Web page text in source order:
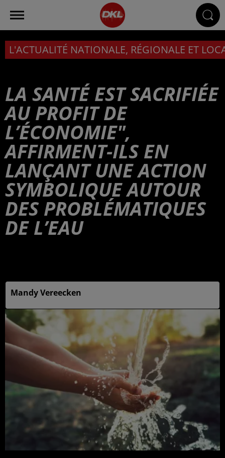
L'ACTUALITÉ NATIONALE, RÉGIONALE ET
LA SANTÉ EST SACRIFIÉE
AU PROFIT DE
L’ÉCONOMIE",
AFFIRMENT-ILS EN
LANÇANT UNE ACTION
SYMBOLIQUE AUTOUR
DES PROBLÉMATIQUES
DE L’EAU
Mandy Vereecken